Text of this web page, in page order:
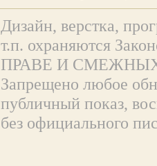
Дизайн, верстка,
т.п. охраняются
ПРАВЕ И
Запрещено любое
публичный показ,
без официального